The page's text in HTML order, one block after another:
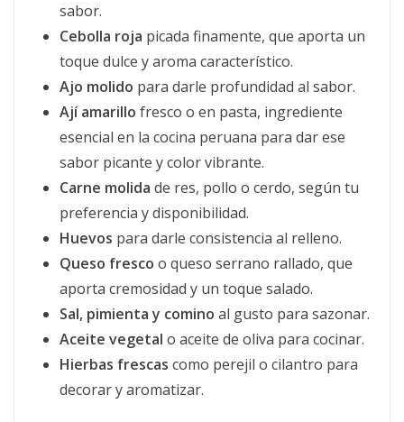
sabor.
Cebolla roja picada finamente, que aporta un
toque dulce y aroma característico.
Ajo molido para darle profundidad al sabor.
Ají amarillo fresco o en pasta, ingrediente
esencial en la cocina peruana para dar ese
sabor picante y color vibrante.
Carne molida de res, pollo o cerdo, según tu
preferencia y disponibilidad.
Huevos para darle consistencia al relleno.
Queso fresco o queso serrano rallado, que
aporta cremosidad y un toque salado.
Sal, pimienta y comino al gusto para sazonar.
Aceite vegetal o aceite de oliva para cocinar.
Hierbas frescas como perejil o cilantro para
decorar y aromatizar.